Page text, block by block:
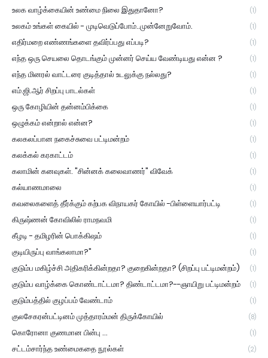
உலக வாழ்க்கையின் உண்மை நிலை இதுதானோ? (1)
உலகம் உங்கள் கையில் - முடிவெடுப்போம்..முன்னேறுவோம். (1)
எதிர்மறை எண்ணங்களை தவிர்ப்பது எப்படி? (1)
எந்த ஒரு செயலை தொடங்கும் முன்னர் செய்ய வேண்டியது என்ன ? (1)
எந்த மினரல் வாட்டரை குடித்தால் உடலுக்கு நல்லது? (1)
எம்.ஜி.ஆர் சிறப்பு பாடல்கள் (1)
ஒரு கோழியின் தன்னம்பிக்கை (1)
ஒழுக்கம் என்றால் என்ன? (1)
கலகலப்பான நகைச்சுவை பட்டிமன்றம் (1)
கலக்கல் கரகாட்டம் (1)
கலாமின் கனவுகள். "சின்னக் கலைவாணர்" விவேக் (1)
கல்யாணமாலை (1)
கவலைகளைத் தீர்க்கும் கற்பக விநாயகர் கோயில் -பிள்ளையார்பட்டி (1)
கிருஷ்ணன் கோவிலில் ராமநவமி (1)
கீழடி - தமிழரின் பொக்கிஷம் (1)
குடியிருப்பு வாங்கலாமா?" (1)
குடும்ப மகிழ்ச்சி அதிகரிக்கின்றதா? குறைகின்றதா? (சிறப்பு பட்டிமன்றம்) (1)
குடும்ப வாழ்க்கை கொண்டாட்டமா? திண்டாட்டமா?--ஞாயிறு பட்டிமன்றம் (1)
குடும்பத்தில் குழப்பம் வேண்டாம் (1)
குலசேகரன்பட்டினம் முத்தாரம்மன் திருக்கோயில் (8)
கொரோனா குணமான பின்பு ... (1)
சட்டம்சார்ந்த உண்மைகதை நூல்கள் (2)